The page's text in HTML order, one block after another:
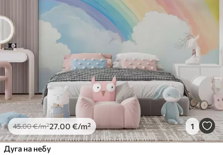
45.00€/m²27.00 €/m² 1
Дуга на небу